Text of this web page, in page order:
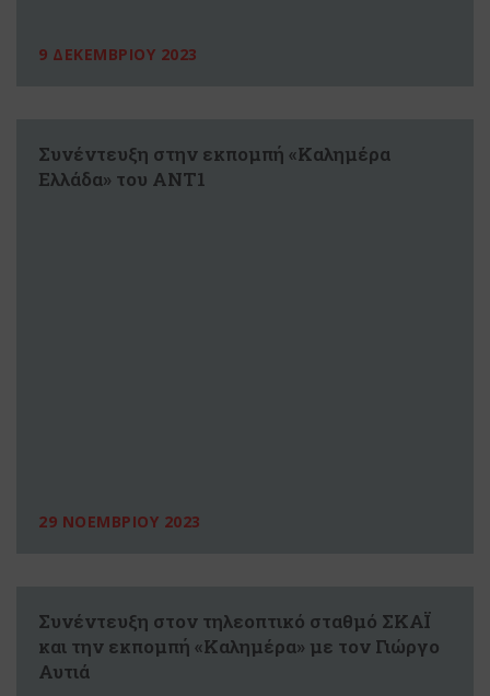
9 ΔΕΚΕΜΒΡΙΟΥ 2023
Συνέντευξη στην εκπομπή «Καλημέρα
Ελλάδα» του ΑΝΤ1
29 ΝΟΕΜΒΡΙΟΥ 2023
Συνέντευξη στον τηλεοπτικό σταθμό ΣΚΑΪ
και την εκπομπή «Kαλημέρα» με τον Γιώργο
Αυτιά